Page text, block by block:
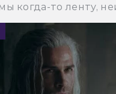
когда-то ленту,